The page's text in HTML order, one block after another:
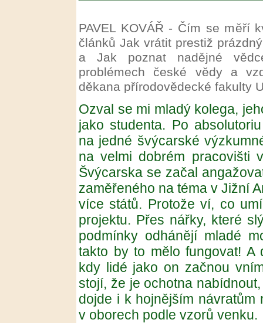
PAVEL KOVÁŘ - Čím se měří
článků Jak vrátit prestiž
a Jak poznat nadějné
problémech české vědy a
děkana přírodovědecké fakulty
Ozval se mi mladý kolega,
jako studenta. Po
na jedné švýcarské
na velmi dobrém pracovišti
Švýcarska se začal
zaměřeného na téma v Jižní
více států. Protože ví, co
projektu. Přes nářky, které
podmínky odhánějí mladé
takto by to mělo fungovat! A
kdy lidé jako on začnou
stojí, že je ochotna
dojde i k hojnějším
v oborech podle vzorů venku.